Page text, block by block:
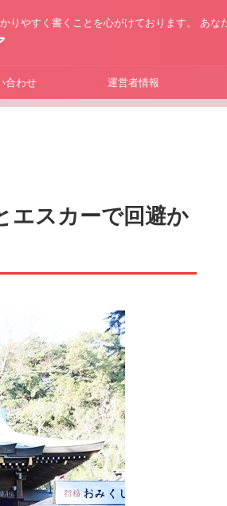
やすく書くことを心がけております。 あな
合わせ 運営者情報
エスカーで回避か